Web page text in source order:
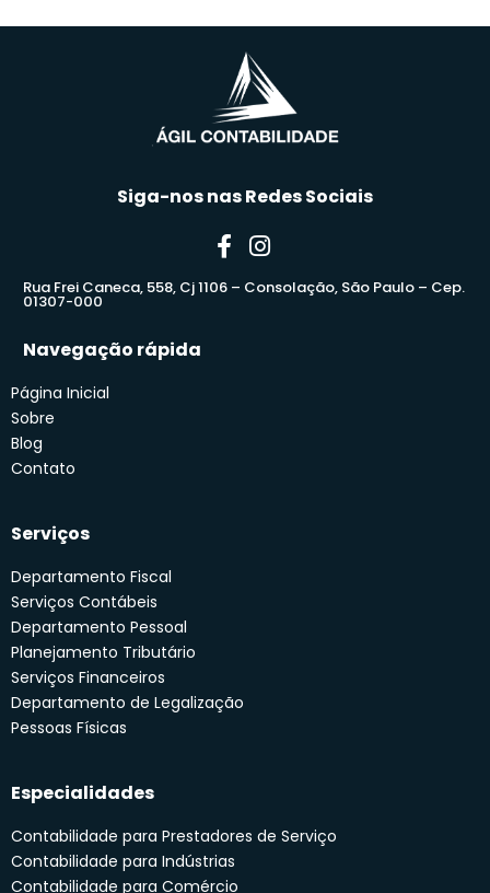
Siga-nos nas Redes Sociais
Rua Frei Caneca, 558, Cj 1106 – Consolação, São Paulo – Cep.
01307-000
Navegação rápida
Página Inicial
Sobre
Blog
Contato
Serviços
Departamento Fiscal
Serviços Contábeis
Departamento Pessoal
Planejamento Tributário
Serviços Financeiros
Departamento de Legalização
Pessoas Físicas
Especialidades
Contabilidade para Prestadores de Serviço
Contabilidade para Indústrias
Contabilidade para Comércio